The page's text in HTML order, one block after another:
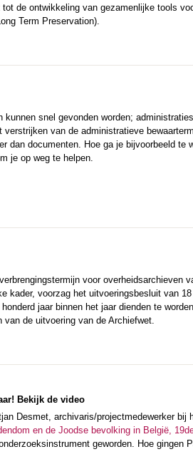
de ontwikkeling van gezamenlijke tools
Term Preservation).
snel gevonden worden;
van de administratieve
dan documenten. Hoe ga je bijvoorbeeld te
je op weg te helpen.
voor overheidsarchieven
kader, voorzag het uitvoeringsbesluit van
jaar binnen het jaar dienden te
de uitvoering van de Archiefwet.
Bekijk de video
Desmet, archivaris/projectmedewerker bij
en de Joodse bevolking in België,
geworden. Hoe gingen